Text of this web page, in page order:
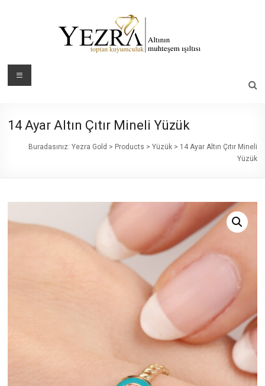
Yezra
Muhteşem
Menü
14 Ayar Altın Çıtır Mineli Yüzük
Buradasınız: Yezra Gold > Products > Yüzük> 14 Ayar Altın Çıtır Mineli
Yüzük